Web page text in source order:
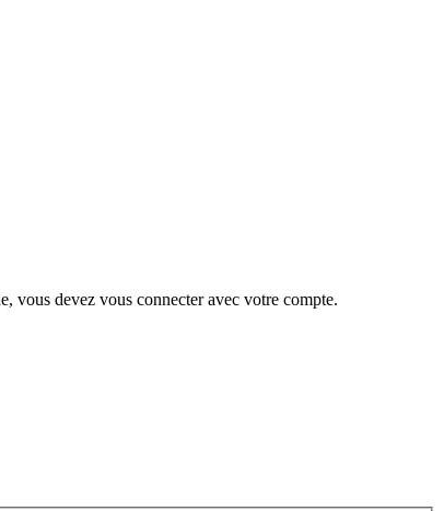
vous devez vous connecter avec votre compte.